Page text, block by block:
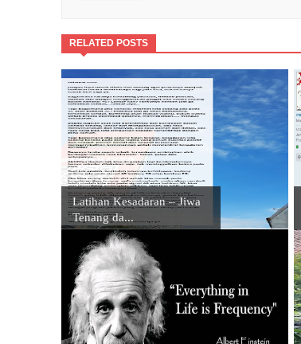
RELATED POSTS
Latihan Kesadaran – Jiwa
Tenang da...